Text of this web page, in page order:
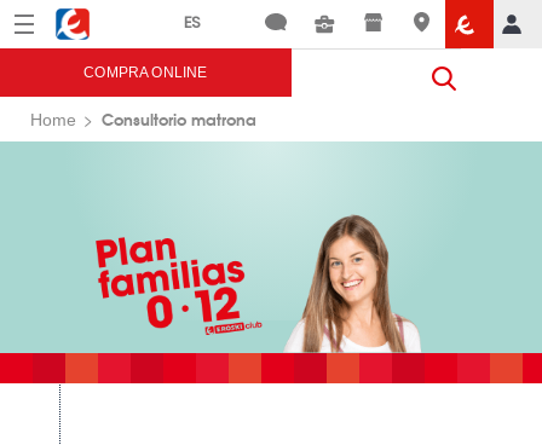
Menú Eroski
COMPRA ONLINE
Home Consultorio matrona